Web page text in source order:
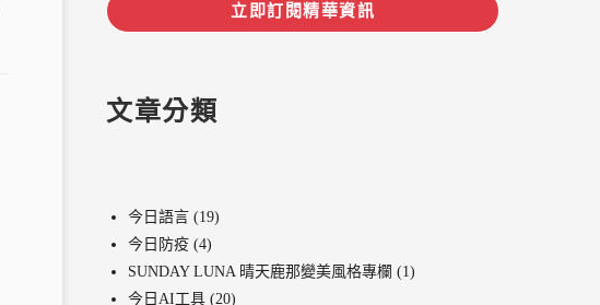
立即訂閱精華資訊
文章分類
今日語言 (19)
今日防疫 (4)
SUNDAY LUNA 晴天鹿那變美風格專欄 (1)
今日AI工具 (20)